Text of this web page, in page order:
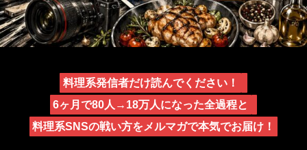
料理系発信者だけ読んでください！
6ヶ月で80人→18万人になった全過程と
料理系SNSの戦い方をメルマガで本気でお届け！